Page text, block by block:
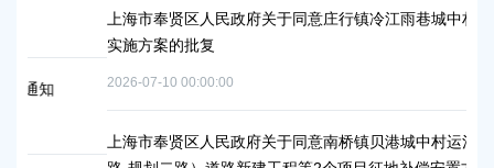
上海市奉贤区人民政府关于同意庄行镇冷江雨巷城中村改造项目
实施方案的批复
2026-07-10 00:00:00
上海市奉贤区人民政府关于同意南桥镇贝港城中村运河路（秀南